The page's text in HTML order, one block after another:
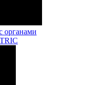
органами